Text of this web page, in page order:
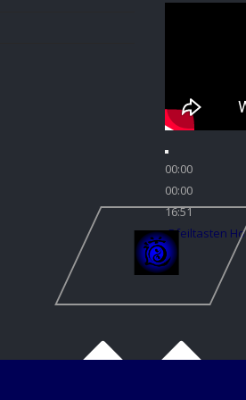
00:00
00:00
16:51
Pfeiltasten